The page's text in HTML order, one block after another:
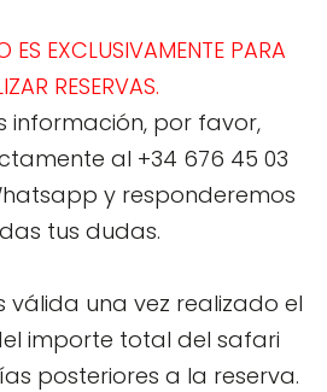
ES EXCLUSIVAMENTE PARA
RESERVAS.
información, por favor,
al +34 676 45 03
y responderemos
tus dudas.
válida una vez realizado el
importe total del safari
posteriores a la reserva.